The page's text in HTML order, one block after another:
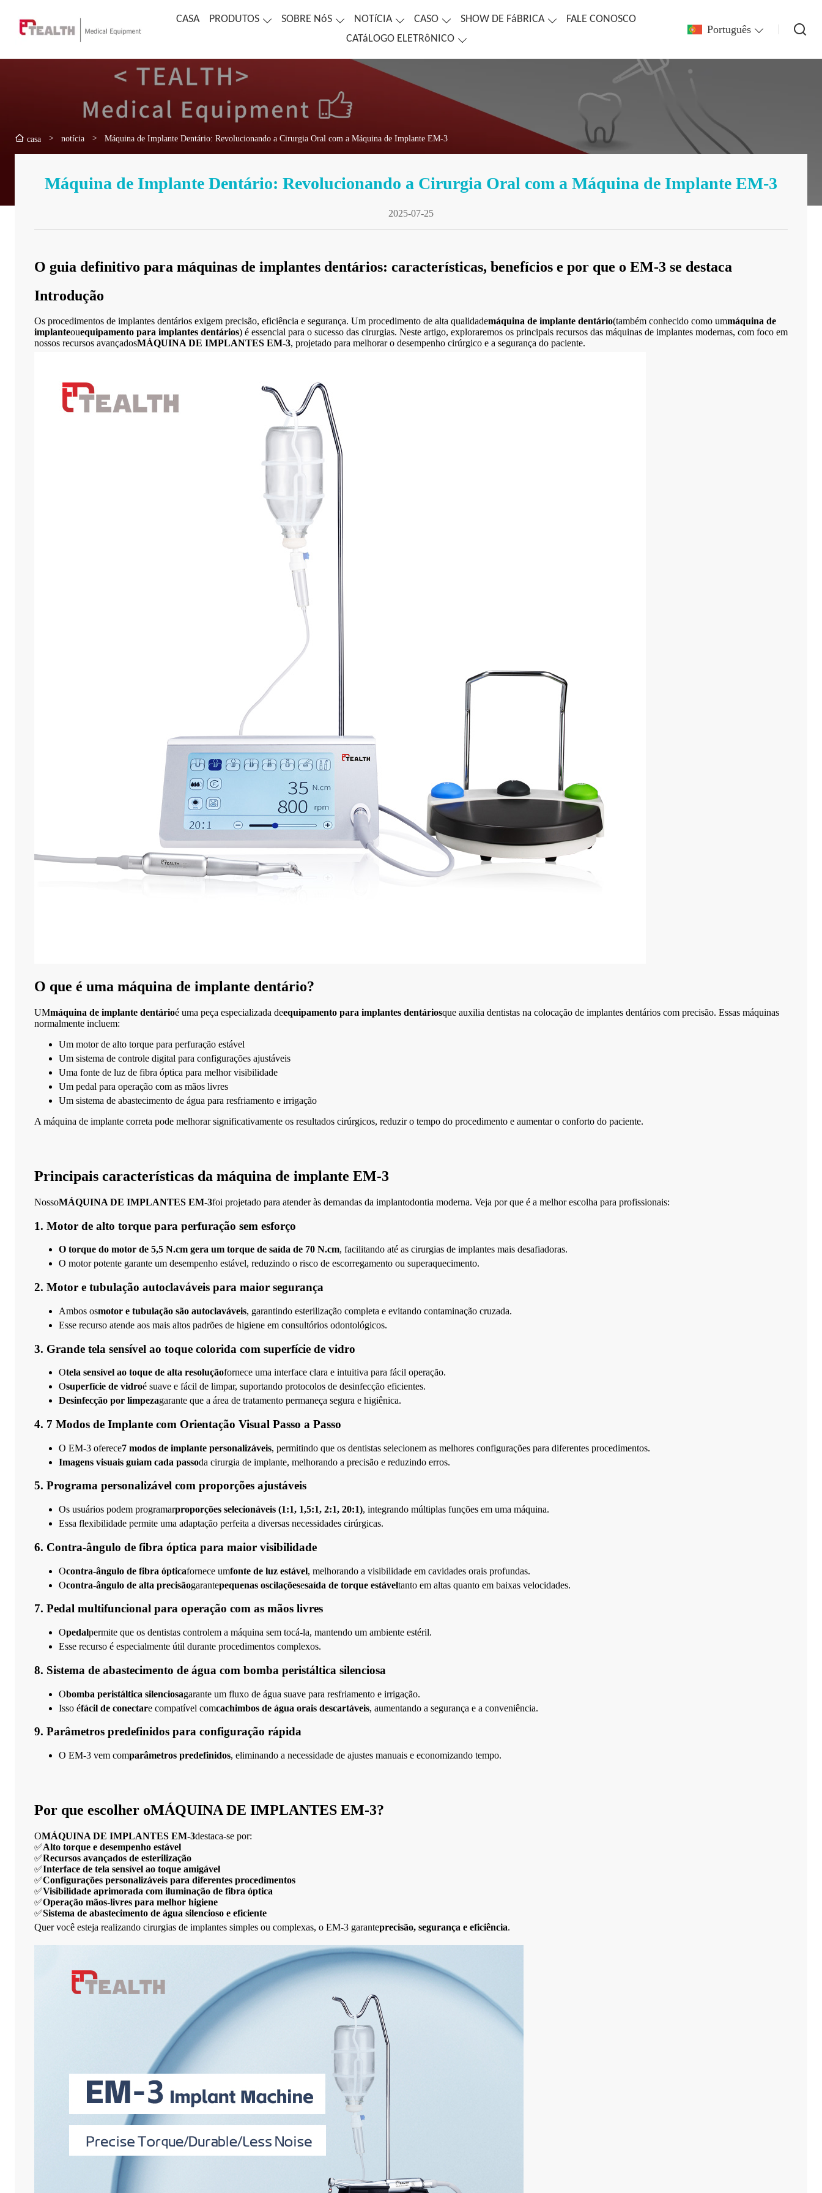
CASA PRODUTOS SOBRE NóS NOTíCIA CASO SHOW DE FáBRICA
FALE CONOSCO
CATáLOGO ELETRôNICO
Português
casa > notícia > Máquina de Implante Dentário: Revolucionando a Cirurgia Oral com a Máquina de Implante EM-3
Máquina de Implante Dentário: Revolucionando a Cirurgia Oral com a Máquina de Implante EM-3
2025-07-25
O guia definitivo para máquinas de implantes dentários: características, benefícios e por que o EM-3 se destaca
Introdução
Os procedimentos de implantes dentários exigem precisão, eficiência e segurança. Um procedimento de alta qualidademáquina de implante dentário(também conhecido como ummáquina de
implanteouequipamento para implantes dentários) é essencial para o sucesso das cirurgias. Neste artigo, exploraremos os principais recursos das máquinas de implantes modernas, com foco em
nossos recursos avançadosMÁQUINA DE IMPLANTES EM-3, projetado para melhorar o desempenho cirúrgico e a segurança do paciente.
O que é uma máquina de implante dentário?
UMmáquina de implante dentárioé uma peça especializada deequipamento para implantes dentáriosque auxilia dentistas na colocação de implantes dentários com precisão. Essas máquinas
normalmente incluem:
Um motor de alto torque para perfuração estável
Um sistema de controle digital para configurações ajustáveis
Uma fonte de luz de fibra óptica para melhor visibilidade
Um pedal para operação com as mãos livres
Um sistema de abastecimento de água para resfriamento e irrigação
A máquina de implante correta pode melhorar significativamente os resultados cirúrgicos, reduzir o tempo do procedimento e aumentar o conforto do paciente.
Principais características da máquina de implante EM-3
NossoMÁQUINA DE IMPLANTES EM-3foi projetado para atender às demandas da implantodontia moderna. Veja por que é a melhor escolha para profissionais:
1. Motor de alto torque para perfuração sem esforço
O torque do motor de 5,5 N.cm gera um torque de saída de 70 N.cm, facilitando até as cirurgias de implantes mais desafiadoras.
O motor potente garante um desempenho estável, reduzindo o risco de escorregamento ou superaquecimento.
2. Motor e tubulação autoclaváveis para maior segurança
Ambos osmotor e tubulação são autoclaváveis, garantindo esterilização completa e evitando contaminação cruzada.
Esse recurso atende aos mais altos padrões de higiene em consultórios odontológicos.
3. Grande tela sensível ao toque colorida com superfície de vidro
Otela sensível ao toque de alta resoluçãofornece uma interface clara e intuitiva para fácil operação.
Osuperfície de vidroé suave e fácil de limpar, suportando protocolos de desinfecção eficientes.
Desinfecção por limpezagarante que a área de tratamento permaneça segura e higiênica.
4. 7 Modos de Implante com Orientação Visual Passo a Passo
O EM-3 oferece7 modos de implante personalizáveis, permitindo que os dentistas selecionem as melhores configurações para diferentes procedimentos.
Imagens visuais guiam cada passoda cirurgia de implante, melhorando a precisão e reduzindo erros.
5. Programa personalizável com proporções ajustáveis
Os usuários podem programarproporções selecionáveis (1:1, 1,5:1, 2:1, 20:1), integrando múltiplas funções em uma máquina.
Essa flexibilidade permite uma adaptação perfeita a diversas necessidades cirúrgicas.
6. Contra-ângulo de fibra óptica para maior visibilidade
Ocontra-ângulo de fibra ópticafornece umfonte de luz estável, melhorando a visibilidade em cavidades orais profundas.
Ocontra-ângulo de alta precisãogarantepequenas oscilaçõesesaída de torque estáveltanto em altas quanto em baixas velocidades.
7. Pedal multifuncional para operação com as mãos livres
Opedalpermite que os dentistas controlem a máquina sem tocá-la, mantendo um ambiente estéril.
Esse recurso é especialmente útil durante procedimentos complexos.
8. Sistema de abastecimento de água com bomba peristáltica silenciosa
Obomba peristáltica silenciosagarante um fluxo de água suave para resfriamento e irrigação.
Isso éfácil de conectare compatível comcachimbos de água orais descartáveis, aumentando a segurança e a conveniência.
9. Parâmetros predefinidos para configuração rápida
O EM-3 vem comparâmetros predefinidos, eliminando a necessidade de ajustes manuais e economizando tempo.
Por que escolher oMÁQUINA DE IMPLANTES EM-3?
OMÁQUINA DE IMPLANTES EM-3destaca-se por:
✅Alto torque e desempenho estável
✅Recursos avançados de esterilização
✅Interface de tela sensível ao toque amigável
✅Configurações personalizáveis para diferentes procedimentos
✅Visibilidade aprimorada com iluminação de fibra óptica
✅Operação mãos-livres para melhor higiene
✅Sistema de abastecimento de água silencioso e eficiente
Quer você esteja realizando cirurgias de implantes simples ou complexas, o EM-3 garanteprecisão, segurança e eficiência.